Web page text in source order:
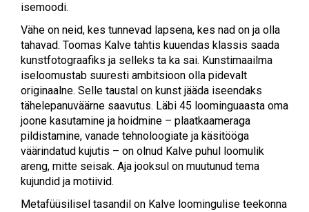
isemoodi.
Vähe on neid, kes tunnevad lapsena, kes nad on ja olla
tahavad. Toomas Kalve tahtis kuuendas klassis saada
kunstfotograafiks ja selleks ta ka sai. Kunstimaailma
iseloomustab suuresti ambitsioon olla pidevalt
originaalne. Selle taustal on kunst jääda iseendaks
tähelepanuväärne saavutus. Läbi 45 loominguaasta oma
joone kasutamine ja hoidmine – plaatkaameraga
pildistamine, vanade tehnoloogiate ja käsitööga
väärindatud kujutis – on olnud Kalve puhul loomulik
areng, mitte seisak. Aja jooksul on muutunud tema
kujundid ja motiivid.
Metafüüsilisel tasandil on Kalve loomingulise teekonna